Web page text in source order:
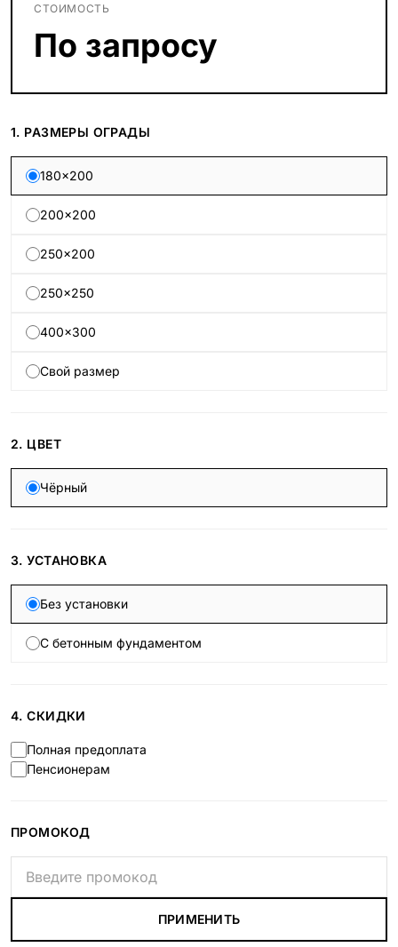
СТОИМОСТЬ
По запросу
1. РАЗМЕРЫ ОГРАДЫ
180×200
200×200
250×200
250×250
400×300
Свой размер
2. ЦВЕТ
Чёрный
3. УСТАНОВКА
Без установки
С бетонным фундаментом
4. СКИДКИ
Полная предоплата
Пенсионерам
ПРОМОКОД
ПРИМЕНИТЬ